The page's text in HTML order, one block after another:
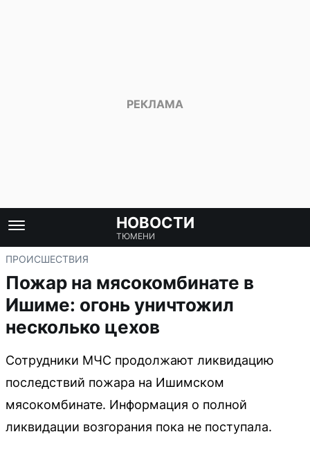
НОВОСТИ
ТЮМЕНИ
ПРОИСШЕСТВИЯ
Пожар на мясокомбинате в
Ишиме: огонь уничтожил
несколько цехов
Сотрудники МЧС продолжают ликвидацию
последствий пожара на Ишимском
мясокомбинате. Информация о полной
ликвидации возгорания пока не поступала.